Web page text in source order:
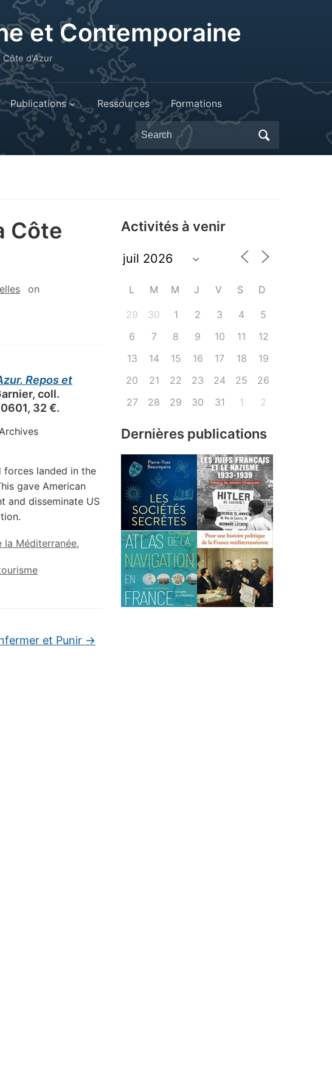
et Contemporaine
Côte d'Azur
Publications Ressources Formations
Search
for:
Côte
on
Repos et
coll.
32 €.
forces landed in the
gave American
and disseminate US
la Méditerranée,
et Punir →
Activités à venir
L M M J V S D
29 30 1 2 3 4
5
6
7 8 9 10 11
12
13
14 15 16 17 18
19
20
21 22 23 24 25
26
27
28 29 30 31 1 2
Dernières publications